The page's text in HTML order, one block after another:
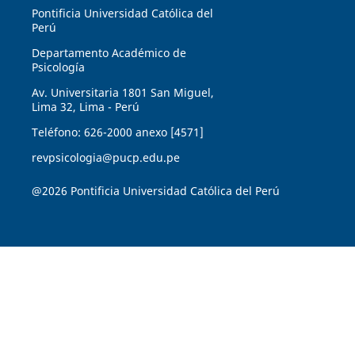
Pontificia Universidad Católica del
Perú
Departamento Académico de
Psicología
Av. Universitaria 1801 San Miguel,
Lima 32, Lima - Perú
Teléfono: 626-2000 anexo [4571]
revpsicologia@pucp.edu.pe
@2026 Pontificia Universidad Católica del Perú